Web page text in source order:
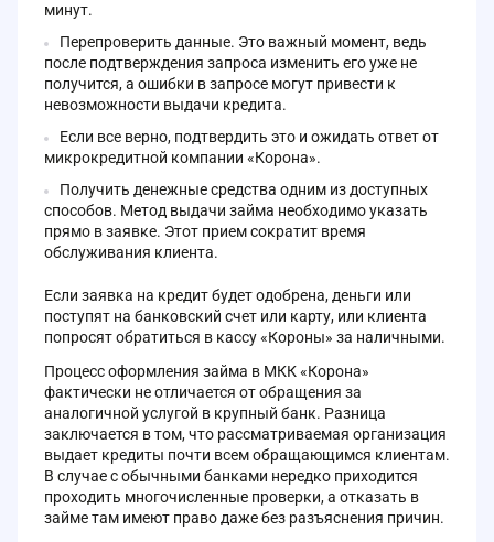
минут.
Перепроверить данные. Это важный момент, ведь
после подтверждения запроса изменить его уже не
получится, а ошибки в запросе могут привести к
невозможности выдачи кредита.
Если все верно, подтвердить это и ожидать ответ от
микрокредитной компании «Корона».
Получить денежные средства одним из доступных
способов. Метод выдачи займа необходимо указать
прямо в заявке. Этот прием сократит время
обслуживания клиента.
Если заявка на кредит будет одобрена, деньги или
поступят на банковский счет или карту, или клиента
попросят обратиться в кассу «Короны» за наличными.
Процесс оформления займа в МКК «Корона»
фактически не отличается от обращения за
аналогичной услугой в крупный банк. Разница
заключается в том, что рассматриваемая организация
выдает кредиты почти всем обращающимся клиентам.
В случае с обычными банками нередко приходится
проходить многочисленные проверки, а отказать в
займе там имеют право даже без разъяснения причин.